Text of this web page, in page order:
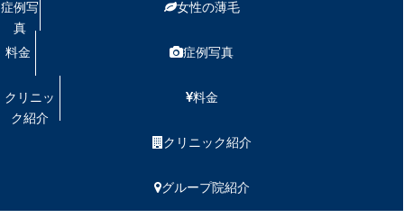
症例写
真
料金
クリニッ
ク紹介
女性の薄毛
症例写真
料金
クリニック紹介
グループ院紹介